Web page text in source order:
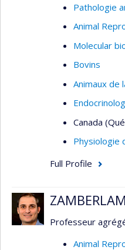
Pathologie
Animal
Molecular
Bovins
Animaux de
Canada
Physiologie
Full Profile
Professeur
Animal